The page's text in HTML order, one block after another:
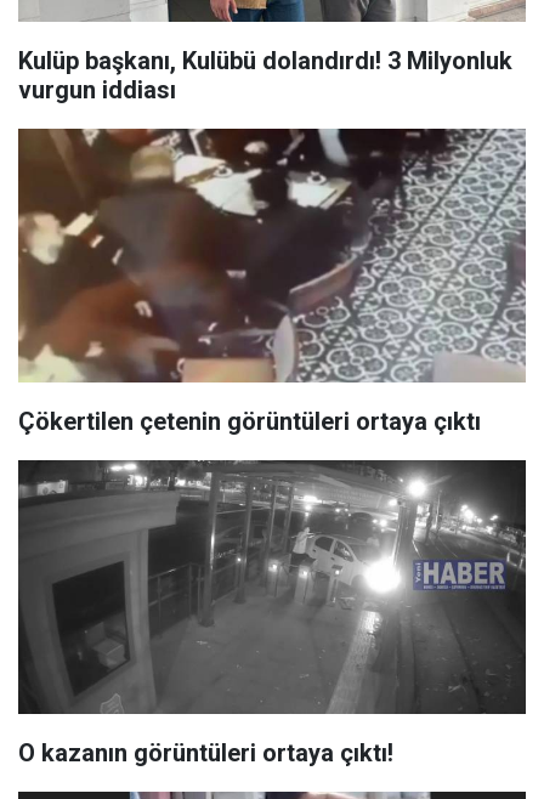
Kulüp başkanı, Kulübü dolandırdı! 3 Milyonluk
vurgun iddiası
Çökertilen çetenin görüntüleri ortaya çıktı
O kazanın görüntüleri ortaya çıktı!